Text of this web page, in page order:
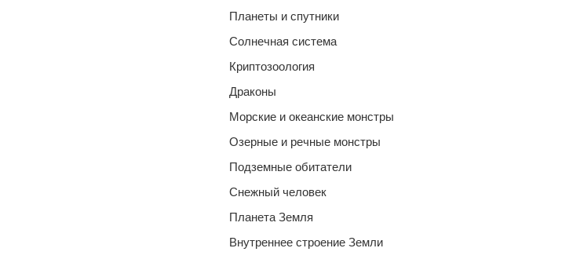
Планеты и спутники
Солнечная система
Криптозоология
Драконы
Морские и океанские монстры
Озерные и речные монстры
Подземные обитатели
Снежный человек
Планета Земля
Внутреннее строение Земли